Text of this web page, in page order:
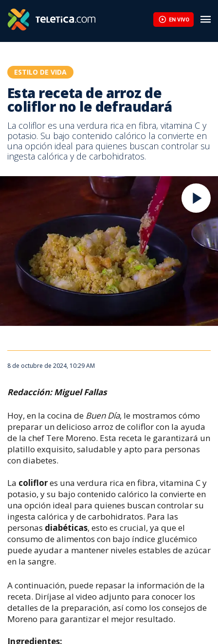
EN VIVO
ESTILO DE VIDA
Esta receta de arroz de
coliflor no le defraudará
La coliflor es una verdura rica en fibra, vitamina C y
potasio. Su bajo contenido calórico la convierte en
una opción ideal para quienes buscan controlar su
ingesta calórica y de carbohidratos.
8 de octubre de 2024, 10:29 AM
Redacción: Miguel Fallas
Hoy, en la cocina de Buen Día, le mostramos cómo
preparar un delicioso arroz de coliflor con la ayuda
de la chef Tere Moreno. Esta receta le garantizará un
platillo exquisito, saludable y apto para personas
con diabetes.
La coliflores una verdura rica en fibra, vitamina C y
potasio, y su bajo contenido calórico la convierte en
una opción ideal para quienes buscan controlar su
ingesta calórica y de carbohidratos. Para las
personas diabéticas, esto es crucial, ya que el
consumo de alimentos con bajo índice glucémico
puede ayudar a mantener niveles estables de azúcar
en la sangre.
A continuación, puede repasar la información de la
receta. Diríjase al video adjunto para conocer los
detalles de la preparación, así como los consejos de
Moreno para garantizar el mejor resultado.
Ingredientes: